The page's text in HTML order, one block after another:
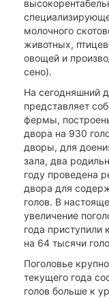
молочного
животных,
овощей и
сено).
На сегодняшний
представляет
фермы,
двора на 930
дворы, для
зала, два
году проведена
двора для
голов. В
увеличение
года приступили
на 64 тысячи
Поголовье
текущего года
голов больше к